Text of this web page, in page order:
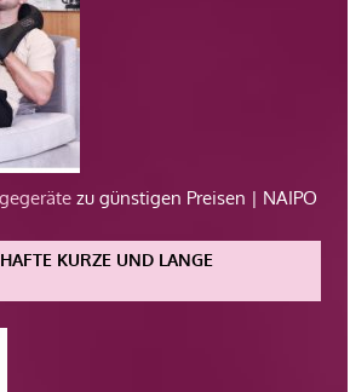
zu günstigen Preisen | NAIPO
KURZE UND LANGE